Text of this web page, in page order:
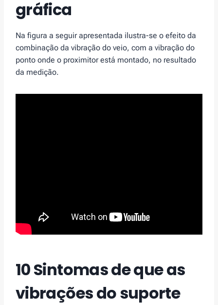
gráfica
Na figura a seguir apresentada ilustra-se o efeito da
combinação da vibração do veio, com a vibração do
ponto onde o proximitor está montado, no resultado
da medição.
10 Sintomas de que as
vibrações do suporte